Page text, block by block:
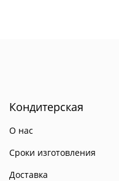
Кондитерская
О нас
Сроки изготовления
Доставка